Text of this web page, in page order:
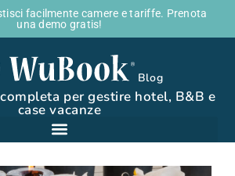
facilmente camere e tariffe. Prenota
una demo gratis!
Blog
per gestire hotel, B&B e
case vacanze